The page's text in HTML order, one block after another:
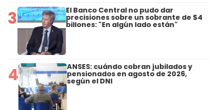
3 El Banco Central no pudo dar
precisiones sobre un sobrante de $4
billones: "En algún lado están"
4 ANSES: cuándo cobran jubilados y
pensionados en agosto de 2026,
según el DNI